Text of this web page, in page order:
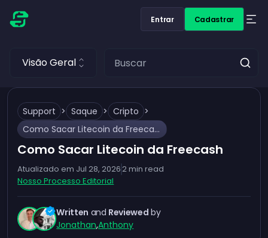
Entrar Cadastrar
Visão Geral
Support > Saque > Cripto >
Como Sacar Litecoin da Freecash
Como Sacar Litecoin da Freecash
Atualizado em Jul 28, 20262min read
Nosso Processo Editorial
Written and Reviewed by
Jonathan,Anthony